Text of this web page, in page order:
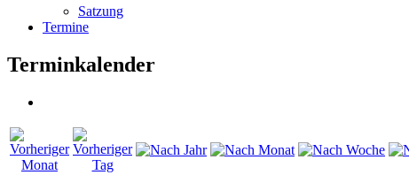
Satzung
Termine
Terminkalender